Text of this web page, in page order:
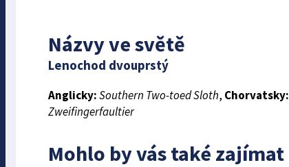
Názvy ve světě
Lenochod dvouprstý
Anglicky:Southern Two-toed Sloth, Chorvatsky:
Zweifingerfaultier
Mohlo by vás také zajímat